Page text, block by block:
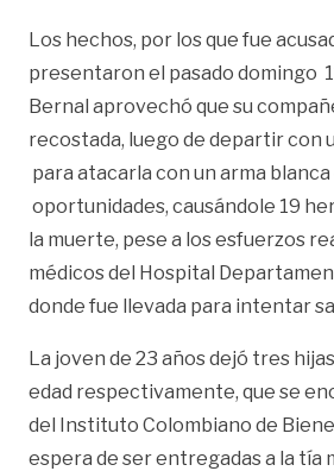
Los hechos, por los que fue
presentaron el pasado domingo
Bernal aprovechó que su
recostada, luego de departir con
para atacarla con un arma
oportunidades, causándole 19
la muerte, pese a los esfuerzos
médicos del Hospital
donde fue llevada para intentar
La joven de 23 años dejó tres
edad respectivamente, que se
del Instituto Colombiano de
espera de ser entregadas a la tía